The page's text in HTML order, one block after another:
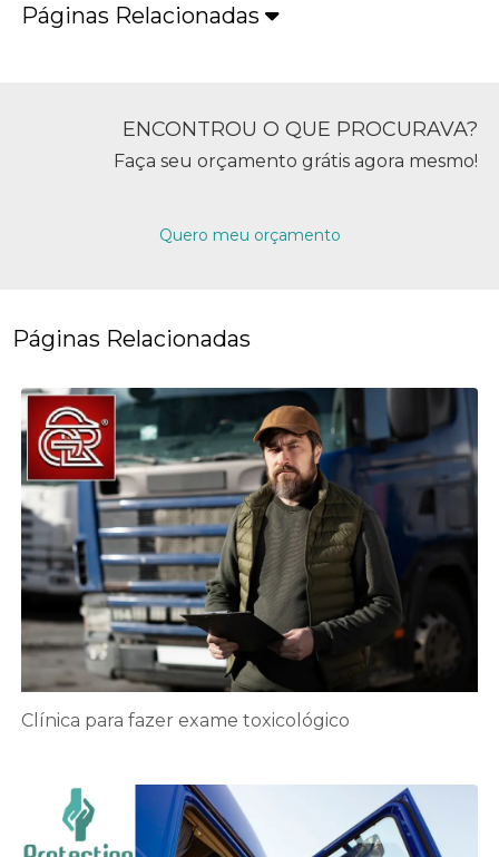
Páginas Relacionadas
ENCONTROU O QUE PROCURAVA?
Faça seu orçamento grátis agora mesmo!
Quero meu orçamento
Páginas Relacionadas
Clínica para fazer exame toxicológico